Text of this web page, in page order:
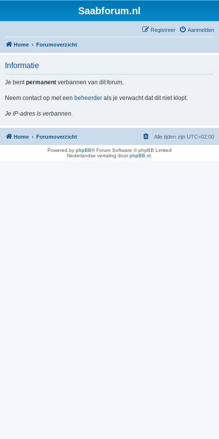
Saabforum.nl
Aanmelden
Registreer
Home Forumoverzicht
Informatie
Je bentpermanent verbannen van dit forum.
Neem contact op met een beheerder als je verwacht dat dit niet klopt.
Je IP-adres is verbannen.
Home Forumoverzicht Alle tijden zijn UTC+02:00
Powered by phpBB® Forum Software © phpBB Limited
Nederlandse vertaling doorphpBB.nl